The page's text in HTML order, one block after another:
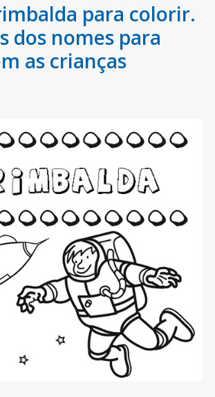
para colorir.
dos nomes para
as crianças